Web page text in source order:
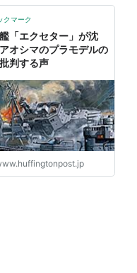
クマーク
「エクセター」が沈
オシマのプラモデルの
判する声